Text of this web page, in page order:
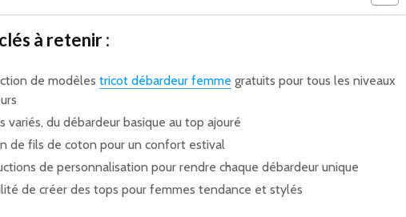
à retenir :
de modèles tricot débardeur femme gratuits pour tous les niveaux
variés, du débardeur basique au top ajouré
de fils de coton pour un confort estival
de personnalisation pour rendre chaque débardeur unique
de créer des tops pour femmes tendance et stylés